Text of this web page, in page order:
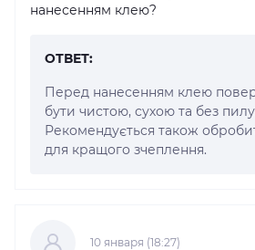
нанесенням клею?
ОТВЕТ:
Перед нанесенням клею
бути чистою, сухою та без
Рекомендується також
для кращого зчеплення.
10 января (18:27)